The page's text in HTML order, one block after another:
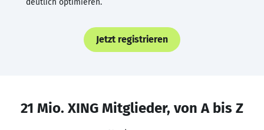
Jetzt registrieren
21 Mio. XING Mitglieder, von A bis Z